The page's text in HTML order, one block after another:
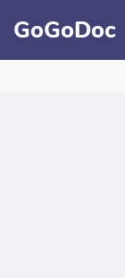
Aller au
GoGoDoc